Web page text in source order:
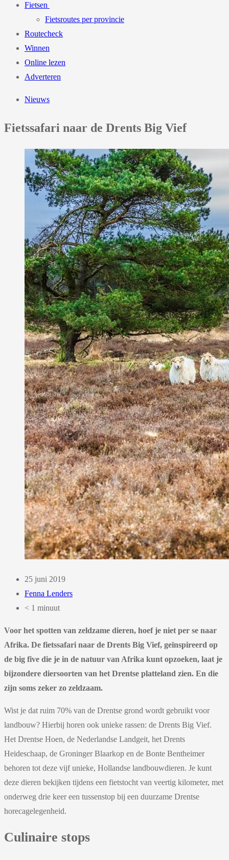
Fietsen
Fietsroutes per provincie
Routecheck
Winnen
Online lezen
Adverteren
Nieuws
Fietssafari naar de Drents Big Vief
25 juni 2019
Fenna Lenders
< 1 minuut
Voor het spotten van zeldzame dieren, hoef je niet per se naar
Afrika. De fietssafari naar de Drents Big Vief, geïnspireerd op
de big five die je in de natuur van Afrika kunt opzoeken, laat je
bijzondere diersoorten van het Drentse platteland zien. En die
zijn soms zeker zo zeldzaam.
Wist je dat ruim 70% van de Drentse grond wordt gebruikt voor
landbouw? Hierbij horen ook unieke rassen: de Drents Big Vief.
Het Drentse Hoen, de Nederlandse Landgeit, het Drents
Heideschaap, de Groninger Blaarkop en de Bonte Bentheimer
behoren tot deze vijf unieke, Hollandse landbouwdieren. Je kunt
deze dieren bekijken tijdens een fietstocht van veertig kilometer, met
onderweg drie keer een tussenstop bij een duurzame Drentse
horecagelegenheid.
Culinaire stops